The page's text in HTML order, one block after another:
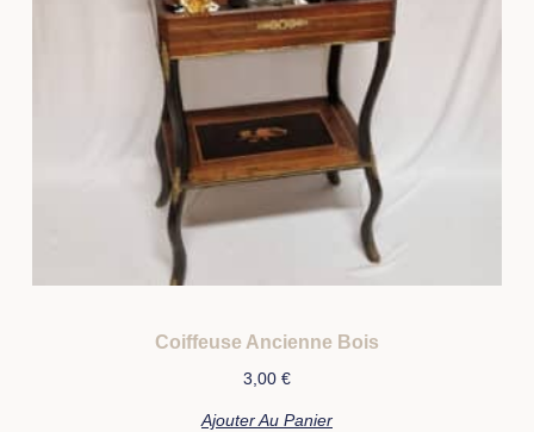
Coiffeuse Ancienne Bois
3,00 €
Ajouter Au Panier